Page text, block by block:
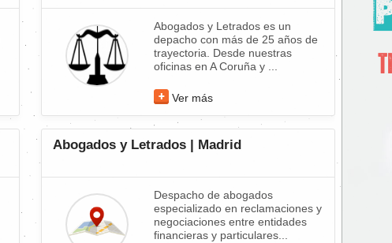
Abogados y Letrados es un
depacho con más de 25 años de
trayectoria. Desde nuestras
oficinas en A Coruña y ...
Ver más
Abogados y Letrados | Madrid
Despacho de abogados
especializado en reclamaciones y
negociaciones entre entidades
financieras y particulares...